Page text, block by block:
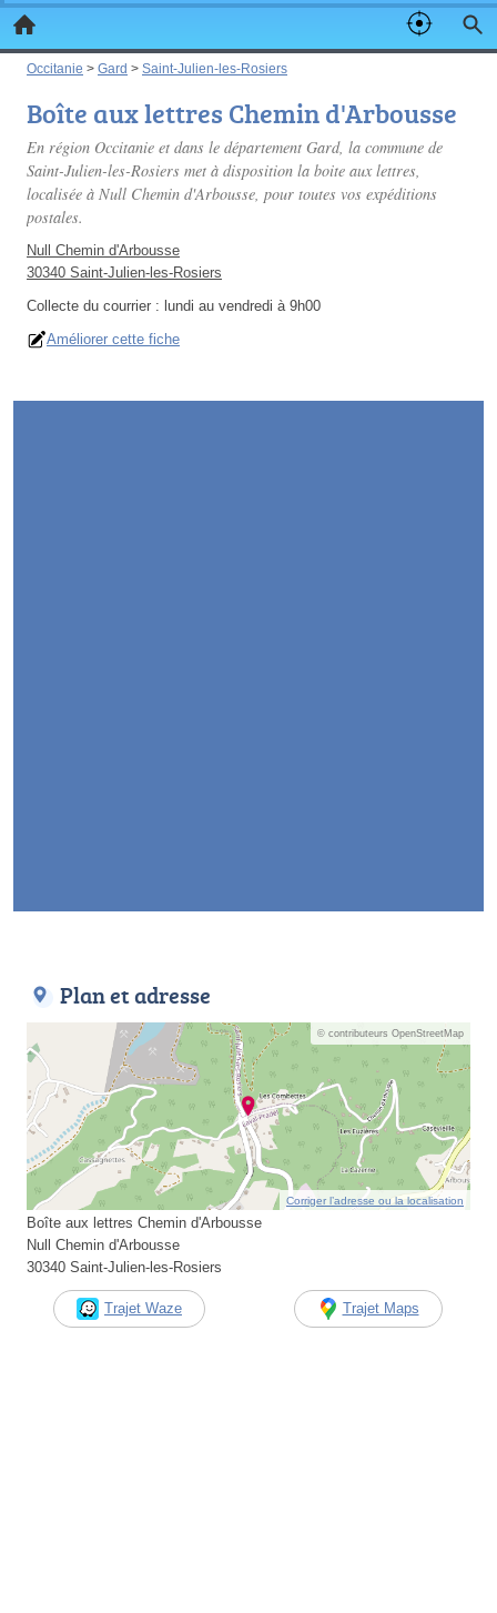
Occitanie > Gard > Saint-Julien-les-Rosiers
Boîte aux lettres Chemin d'Arbousse
En région Occitanie et dans le département Gard, la commune de
Saint-Julien-les-Rosiers met à disposition la boite aux lettres,
localisée à Null Chemin d'Arbousse, pour toutes vos expéditions
postales.
Null Chemin d'Arbousse
30340 Saint-Julien-les-Rosiers
Collecte du courrier : lundi au vendredi à 9h00
Améliorer cette fiche
Plan et adresse
© contributeurs OpenStreetMap
Corriger l’adresse ou la localisation
Boîte aux lettres Chemin d'Arbousse
Null Chemin d'Arbousse
30340 Saint-Julien-les-Rosiers
Trajet Waze Trajet Maps